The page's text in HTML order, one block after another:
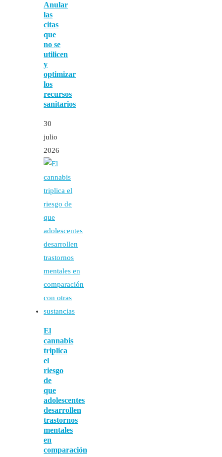
Anular
las
citas
que
no se
utilicen
y
optimizar
los
recursos
sanitarios
30
julio
2026
El
cannabis
triplica
el
riesgo
de
que
adolescentes
desarrollen
trastornos
mentales
en
comparación